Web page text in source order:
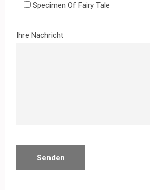
Specimen Of Fairy Tale
Ihre Nachricht